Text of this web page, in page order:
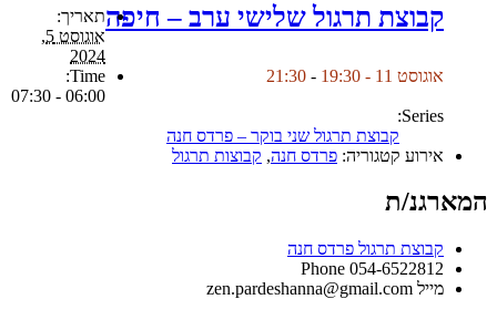
קבוצת תרגול שלישי ערב – חיפה
אוגוסט 11 - 19:30 -
21:30
תאריך:
אוגוסט 5,
2024
Time:
06:00 - 07:30
Series:
קבוצת תרגול שני בוקר – פרדס חנה
אירוע קטגוריה: פרדס חנה, קבוצות תרגול
המארגנ/ת
קבוצת תרגול פרדס חנה
Phone 054-6522812
מייל zen.pardeshanna@gmail.com